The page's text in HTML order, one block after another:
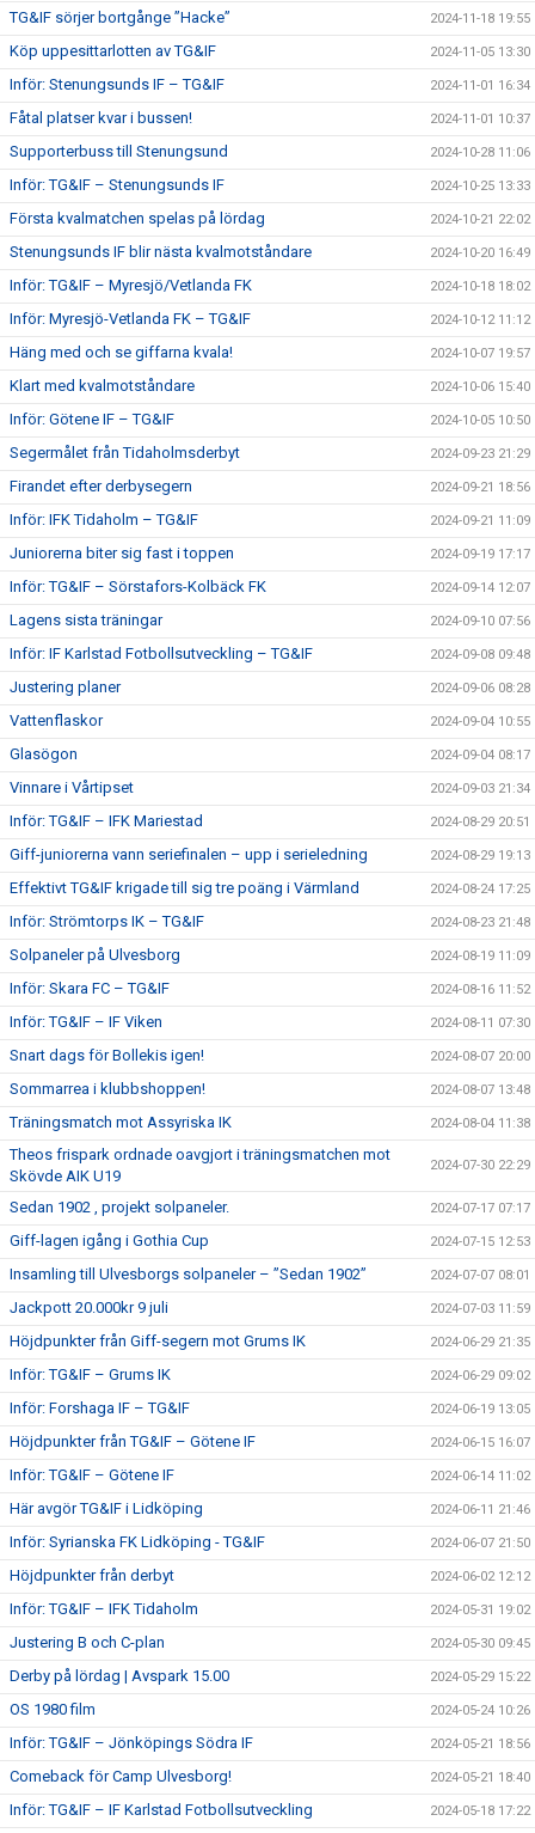
TG&IF sörjer bortgånge ”Hacke” 2024-11-18 19:55
Köp uppesittarlotten av TG&IF 2024-11-05 13:30
Inför: Stenungsunds IF – TG&IF 2024-11-01 16:34
Fåtal platser kvar i bussen! 2024-11-01 10:37
Supporterbuss till Stenungsund 2024-10-28 11:06
Inför: TG&IF – Stenungsunds IF 2024-10-25 13:33
Första kvalmatchen spelas på lördag 2024-10-21 22:02
Stenungsunds IF blir nästa kvalmotståndare 2024-10-20 16:49
Inför: TG&IF – Myresjö/Vetlanda FK 2024-10-18 18:02
Inför: Myresjö-Vetlanda FK – TG&IF 2024-10-12 11:12
Häng med och se giffarna kvala! 2024-10-07 19:57
Klart med kvalmotståndare 2024-10-06 15:40
Inför: Götene IF – TG&IF 2024-10-05 10:50
Segermålet från Tidaholmsderbyt 2024-09-23 21:29
Firandet efter derbysegern 2024-09-21 18:56
Inför: IFK Tidaholm – TG&IF 2024-09-21 11:09
Juniorerna biter sig fast i toppen 2024-09-19 17:17
Inför: TG&IF – Sörstafors-Kolbäck FK 2024-09-14 12:07
Lagens sista träningar 2024-09-10 07:56
Inför: IF Karlstad Fotbollsutveckling – TG&IF 2024-09-08 09:48
Justering planer 2024-09-06 08:28
Vattenflaskor 2024-09-04 10:55
Glasögon 2024-09-04 08:17
Vinnare i Vårtipset 2024-09-03 21:34
Inför: TG&IF – IFK Mariestad 2024-08-29 20:51
Giff-juniorerna vann seriefinalen – upp i serieledning 2024-08-29 19:13
Effektivt TG&IF krigade till sig tre poäng i Värmland 2024-08-24 17:25
Inför: Strömtorps IK – TG&IF 2024-08-23 21:48
Solpaneler på Ulvesborg 2024-08-19 11:09
Inför: Skara FC – TG&IF 2024-08-16 11:52
Inför: TG&IF – IF Viken 2024-08-11 07:30
Snart dags för Bollekis igen! 2024-08-07 20:00
Sommarrea i klubbshoppen! 2024-08-07 13:48
Träningsmatch mot Assyriska IK 2024-08-04 11:38
Theos frispark ordnade oavgjort i träningsmatchen mot
Skövde AIK U19
2024-07-30 22:29
Sedan 1902 , projekt solpaneler. 2024-07-17 07:17
Giff-lagen igång i Gothia Cup 2024-07-15 12:53
Insamling till Ulvesborgs solpaneler – ”Sedan 1902” 2024-07-07 08:01
Jackpott 20.000kr 9 juli 2024-07-03 11:59
Höjdpunkter från Giff-segern mot Grums IK 2024-06-29 21:35
Inför: TG&IF – Grums IK 2024-06-29 09:02
Inför: Forshaga IF – TG&IF 2024-06-19 13:05
Höjdpunkter från TG&IF – Götene IF 2024-06-15 16:07
Inför: TG&IF – Götene IF 2024-06-14 11:02
Här avgör TG&IF i Lidköping 2024-06-11 21:46
Inför: Syrianska FK Lidköping - TG&IF 2024-06-07 21:50
Höjdpunkter från derbyt 2024-06-02 12:12
Inför: TG&IF – IFK Tidaholm 2024-05-31 19:02
Justering B och C-plan 2024-05-30 09:45
Derby på lördag | Avspark 15.00 2024-05-29 15:22
OS 1980 film 2024-05-24 10:26
Inför: TG&IF – Jönköpings Södra IF 2024-05-21 18:56
Comeback för Camp Ulvesborg! 2024-05-21 18:40
Inför: TG&IF – IF Karlstad Fotbollsutveckling 2024-05-18 17:22